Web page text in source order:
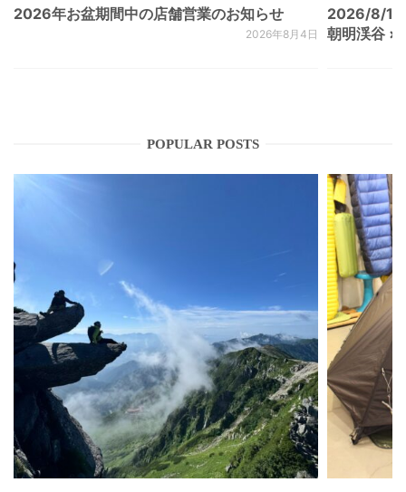
2026年お盆期間中の店舗営業のお知らせ
2026年8月4日
2026/8/
朝明渓谷 ×
POPULAR POSTS